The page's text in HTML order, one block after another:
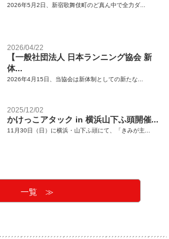
2026年5月2日、新宿歌舞伎町のど真ん中で全力ダ...
2026/04/22
【一般社団法人 日本ランニング協会 新
体...
2026年4月15日、当協会は新体制としての新たな...
2025/12/02
かけっこアタック in 横浜山下ふ頭開催...
11月30日（日）に横浜・山下ふ頭にて、「きみが主...
一覧 ≫